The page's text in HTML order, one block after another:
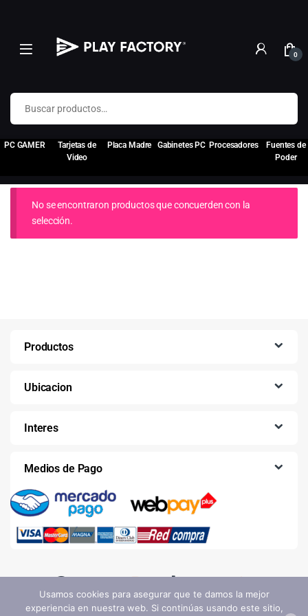
0
Buscar por:
PC GAMER
Tarjetas de
Video
Placa Madre Gabinetes PC Procesadores
Fuentes de
Poder
No se encontraron productos que concuerden con la
selección.
Productos
Ubicacion
Interes
Medios de Pago
Usamos cookies para asegurar que te damos la mejor
experiencia en nuestra web. Si continúas usando este sitio,